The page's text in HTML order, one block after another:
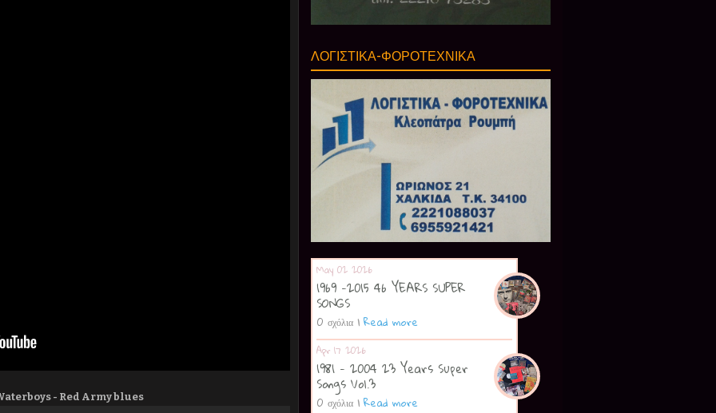
- Red Army blues
ΛΟΓΙΣΤΙΚΑ-ΦΟΡΟΤΕΧΝΙΚΑ
May 02 2026
1969 -2015 46 YEARS SUPER
SONGS
0 σχόλια | Read more
Apr 17 2026
1981 - 2004 23 Years Super
Songs Vol.3
0 σχόλια | Read more